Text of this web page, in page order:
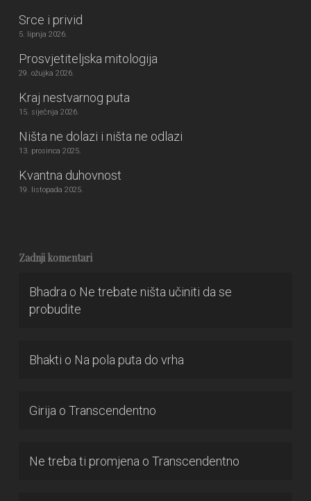
Srce i privid
5. lipnja 2026.
Prosvjetiteljska mitologija
29. ožujka 2026.
Kraj nestvarnog puta
15. siječnja 2026.
Ništa ne dolazi i ništa ne odlazi
13. prosinca 2025.
Kvantna duhovnost
19. listopada 2025.
Zadnji komentari
Bhadra o Ne trebate ništa učiniti da se
probudite
Bhakti o Na pola puta do vrha
Girija o Transcendentno
Ne treba ti promjena o Transcendentno